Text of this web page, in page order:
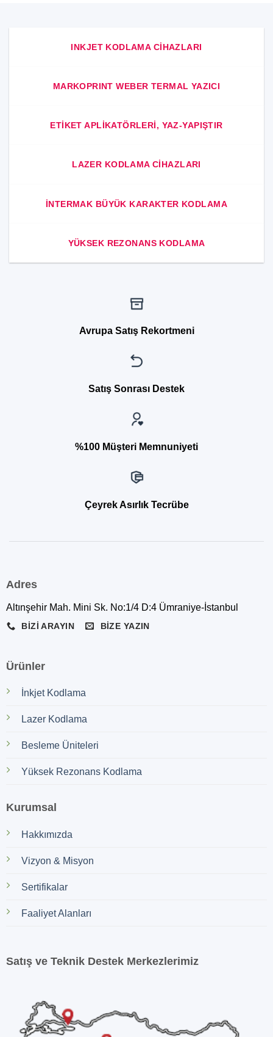
INKJET KODLAMA CIHAZLARI
MARKOPRINT WEBER TERMAL YAZICI
ETIKET APLIKATÖRLERI, YAZ-YAPIŞTIR
LAZER KODLAMA CIHAZLARI
INTERMAK BÜYÜK KARAKTER KODLAMA
YÜKSEK REZONANS KODLAMA
Avrupa Satış Rekortmeni
Satış Sonrası Destek
%100 Müşteri Memnuniyeti
Çeyrek Asırlık Tecrübe
Adres
Altınşehir Mah. Mini Sk. No:1/4 D:4 Ümraniye-İstanbul
BIZI ARAYIN BIZE YAZIN
Ürünler
İnkjet Kodlama
Lazer Kodlama
Besleme Üniteleri
Yüksek Rezonans Kodlama
Kurumsal
Hakkımızda
Vizyon & Misyon
Sertifikalar
Faaliyet Alanları
Satış ve Teknik Destek Merkezlerimiz